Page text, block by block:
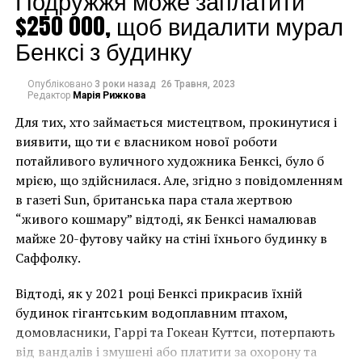
Франции. Например, знакомый всему миру Клод
Моне мастерски передавал настроение людей,
пожинающих плоды индустриальной революции,
людей на отдыхе, природу, солнце, тени и блики на
снегу, легкость и непринужденность.
Революцию в XX веке произвел Марсель Дюшан,
который показал всему миру, что теперь не имеет
значения, как ты владеешь какой-либо живописной
техникой – главным становится новизна
произведения.
$250 000, щоб видалити мурал
Бенксі з будинку
Опубліковано 3 роки назад 26 Травня, 2023
Редактор Марія Рижкова
Для тих, хто займається мистецтвом, прокинутися і
виявити, що ти є власником нової роботи
потайливого вуличного художника Бенксі, було б
мрією, що здійснилася. Але, згідно з повідомленням
в газеті Sun, британська пара стала жертвою
“живого кошмару” відтоді, як Бенксі намалював
майже 20-футову чайку на стіні їхнього будинку в
Саффолку.
Відтоді, як у 2021 році Бенксі прикрасив їхній
будинок гігантським водоплавним птахом,
домовласники, Гаррі та Гокеан Куттси, потерпають
від вандалів і змушені або платити за охорону та